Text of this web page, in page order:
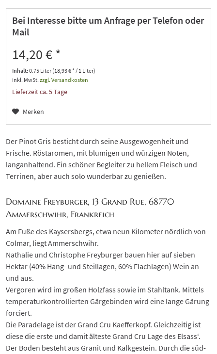
Bei Interesse bitte um Anfrage per Telefon oder
Mail
14,20 € *
Inhalt:0.75 Liter (18,93 € * / 1 Liter)
inkl. MwSt. zzgl. Versandkosten
Lieferzeit ca. 5 Tage
Merken
Der Pinot Gris besticht durch seine Ausgewogenheit und
Frische. Röstaromen, mit blumigen und würzigen Noten,
langanhaltend. Ein schöner Begleiter zu hellem Fleisch und
Terrinen, aber auch solo wunderbar zu genießen.
Domaine Freyburger, 13 Grand Rue, 68770
Ammerschwihr, Frankreich
Am Fuße des Kaysersbergs, etwa neun Kilometer nördlich von
Colmar, liegt Ammerschwihr.
Nathalie und Christophe Freyburger bauen hier auf sieben
Hektar (40% Hang- und Steillagen, 60% Flachlagen) Wein an
und aus.
Vergoren wird im großen Holzfass sowie im Stahltank. Mittels
temperaturkontrollierten Gärgebinden wird eine lange Gärung
forciert.
Die Paradelage ist der Grand Cru Kaefferkopf. Gleichzeitig ist
diese die erste und damit älteste Grand Cru Lage des Elsass‘.
Der Boden besteht aus Granit und Kalkgestein. Durch die süd-